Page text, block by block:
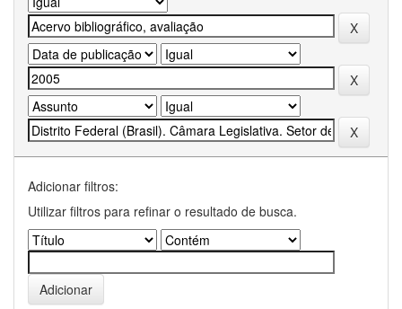
Adicionar filtros:
Utilizar filtros para refinar o resultado de busca.